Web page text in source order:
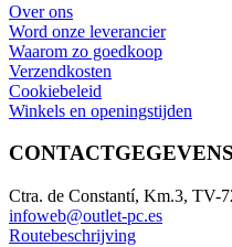
Over ons
Word onze leverancier
Waarom zo goedkoop
Verzendkosten
Cookiebeleid
Winkels en openingstijden
Ctra. de Constantí, Km.3, TV-
infoweb@outlet-pc.es
Routebeschrijving